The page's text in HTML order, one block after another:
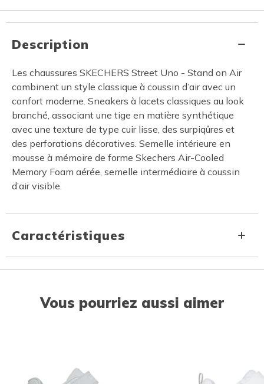
Description
Les chaussures SKECHERS Street Uno - Stand on Air
combinent un style classique à coussin d’air avec un
confort moderne. Sneakers à lacets classiques au look
branché, associant une tige en matière synthétique
avec une texture de type cuir lisse, des surpiqûres et
des perforations décoratives. Semelle intérieure en
mousse à mémoire de forme Skechers Air-Cooled
Memory Foam aérée, semelle intermédiaire à coussin
d’air visible.
Caractéristiques
Vous pourriez aussi aimer